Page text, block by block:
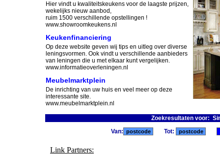
Hier vindt u kwaliteitskeukens voor de laagste prijzen,
wekelijks nieuw aanbod,
ruim 1500 verschillende opstellingen !
www.showroomkeukens.nl
Keukenfinanciering
Op deze website geven wij tips en uitleg over diverse
leningsvormen. Ook vindt u verschillende aanbieders
van leningen die u met elkaar kunt vergelijken.
www.informatieoverleningen.nl
Meubelmarktplein
De inrichting van uw huis en veel meer op deze
interessante site.
www.meubelmarktplein.nl
Zoekresultaten voor:
Link Partners:
Van: Tot: